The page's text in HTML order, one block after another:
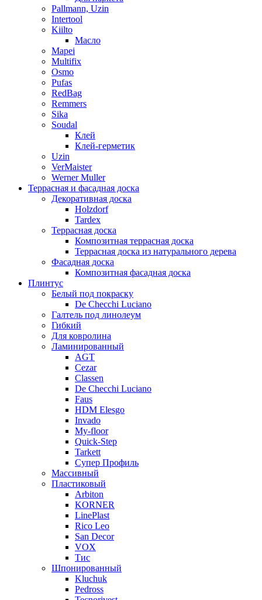
Pallmann, Uzin
Intertool
Kiilto
Масло
Mapei
Multifix
Osmo
Pufas
RedBag
Remmers
Sika
Soudal
Клей
Клей-герметик
Uzin
VerMaister
Werner Muller
Террасная и фасадная доска
Декоративная доска
Holzdorf
Tardex
Террасная доска
Композитная террасная доска
Террасная доска из натурального дерева
Фасадная доска
Композитная фасадная доска
Плинтус
Белый под покраску
De Checchi Luciano
Галтель под линолеум
Гибкий
Для ковролина
Ламинированный
AGT
Cezar
Classen
De Checchi Luciano
Faus
HDM Elesgo
Invado
My-floor
Quick-Step
Tarkett
Супер Профиль
Массивный
Пластиковый
Arbiton
KORNER
LinePlast
Rico Leo
San Decor
VOX
Тис
Шпонированный
Kluchuk
Pedross